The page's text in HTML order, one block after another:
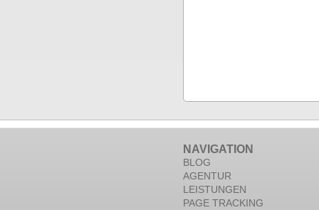
NAVIGATION
BLOG
AGENTUR
LEISTUNGEN
PAGE TRACKING